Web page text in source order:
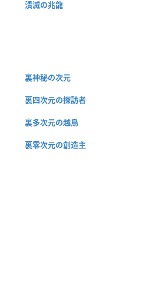
潰滅の兆龍
裏神秘の次元
裏四次元の探訪者
裏多次元の越鳥
裏零次元の創造主